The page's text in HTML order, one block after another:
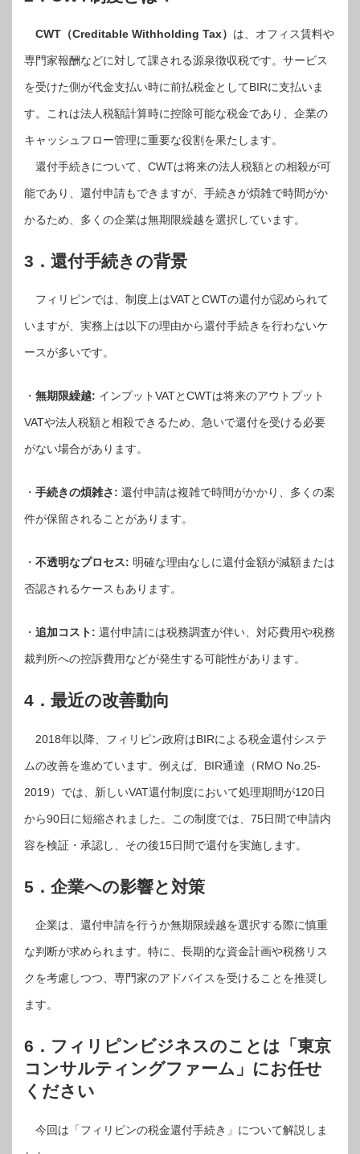
CWT（Creditable Withholding Tax） は、オフィス賃料や
専門家報酬などに対して課される源泉徴収税です。サービス
を受けた側が代金支払い時に前払税金としてBIRに支払いま
す。これは法人税額計算時に控除可能な税金であり、企業の
キャッシュフロー管理に重要な役割を果たします。
還付手続きについて、CWTは将来の法人税額との相殺が可
能であり、還付申請もできますが、手続きが煩雑で時間がか
かるため、多くの企業は無期限繰越を選択しています。
3．還付手続きの背景
フィリピンでは、制度上はVATとCWTの還付が認められて
いますが、実務上は以下の理由から還付手続きを行わないケ
ースが多いです。
・ 無期限繰越: インプットVATとCWTは将来のアウトプット
VATや法人税額と相殺できるため、急いで還付を受ける必要
がない場合があります。
・ 手続きの煩雑さ: 還付申請は複雑で時間がかかり、多くの案
件が保留されることがあります。
・ 不透明なプロセス: 明確な理由なしに還付金額が減額または
否認されるケースもあります。
・ 追加コスト: 還付申請には税務調査が伴い、対応費用や税務
裁判所への控訴費用などが発生する可能性があります。
4．最近の改善動向
2018年以降、フィリピン政府はBIRによる税金還付システ
ムの改善を進めています。例えば、BIR通達（RMO No.25-
2019）では、新しいVAT還付制度において処理期間が120日
から90日に短縮されました。この制度では、75日間で申請内
容を検証・承認し、その後15日間で還付を実施します。
5．企業への影響と対策
企業は、還付申請を行うか無期限繰越を選択する際に慎重
な判断が求められます。特に、長期的な資金計画や税務リス
クを考慮しつつ、専門家のアドバイスを受けることを推奨し
ます。
6．フィリピンビジネスのことは「東京
コンサルティングファーム」にお任せ
ください
今回は「フィリピンの税金還付手続き」について解説しま